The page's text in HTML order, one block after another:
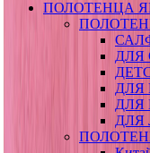
ПОЛОТЕНЦА
ДЛЯ
ДЛЯ
ДЛЯ
ДЛЯ